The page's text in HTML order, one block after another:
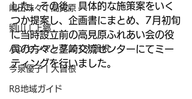
嶋田珠々 | 高見原
劉山 | 上郷
ハンセンマックス | 大曽根
今泉優子 | 大曽根
R8地域ガイド
した。その後、具体的な施策案をいく
つか提案し、企画書にまとめ、7月初旬
に当時設立前の高見原ふれあい会の役
員の方々と茎崎交流センターにてミー
ティングを行いました。